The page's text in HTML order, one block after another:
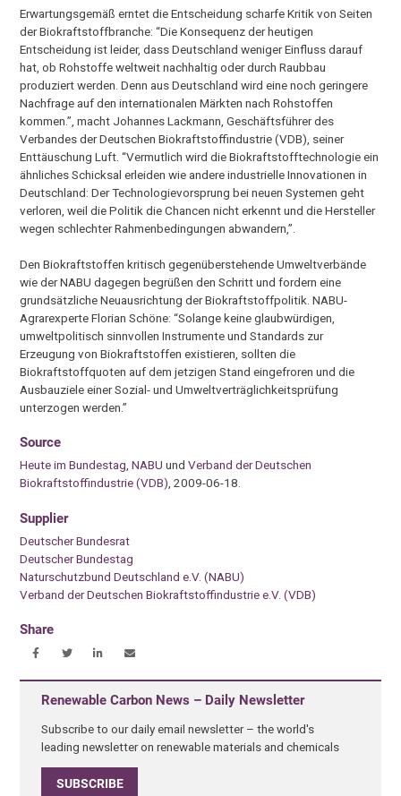
Erwartungsgemäß erntet die Entscheidung scharfe Kritik von Seiten
der Biokraftstoffbranche: “Die Konsequenz der heutigen
Entscheidung ist leider, dass Deutschland weniger Einfluss darauf
hat, ob Rohstoffe weltweit nachhaltig oder durch Raubbau
produziert werden. Denn aus Deutschland wird eine noch geringere
Nachfrage auf den internationalen Märkten nach Rohstoffen
kommen.”, macht Johannes Lackmann, Geschäftsführer des
Verbandes der Deutschen Biokraftstoffindustrie (VDB), seiner
Enttäuschung Luft. “Vermutlich wird die Biokraftstofftechnologie ein
ähnliches Schicksal erleiden wie andere industrielle Innovationen in
Deutschland: Der Technologievorsprung bei neuen Systemen geht
verloren, weil die Politik die Chancen nicht erkennt und die Hersteller
wegen schlechter Rahmenbedingungen abwandern,”.
Den Biokraftstoffen kritisch gegenüberstehende Umweltverbände
wie der NABU dagegen begrüßen den Schritt und fordern eine
grundsätzliche Neuausrichtung der Biokraftstoffpolitik. NABU-
Agrarexperte Florian Schöne: “Solange keine glaubwürdigen,
umweltpolitisch sinnvollen Instrumente und Standards zur
Erzeugung von Biokraftstoffen existieren, sollten die
Biokraftstoffquoten auf dem jetzigen Stand eingefroren und die
Ausbauziele einer Sozial- und Umweltverträglichkeitsprüfung
unterzogen werden.”
Source
Heute im Bundestag,NABU undVerband der Deutschen
Biokraftstoffindustrie (VDB), 2009-06-18.
Supplier
Deutscher Bundesrat
Deutscher Bundestag
Naturschutzbund Deutschland e.V. (NABU)
Verband der Deutschen Biokraftstoffindustrie e.V. (VDB)
Share
Renewable Carbon News – Daily Newsletter
Subscribe to our daily email newsletter – the world's
leading newsletter on renewable materials and chemicals
SUBSCRIBE